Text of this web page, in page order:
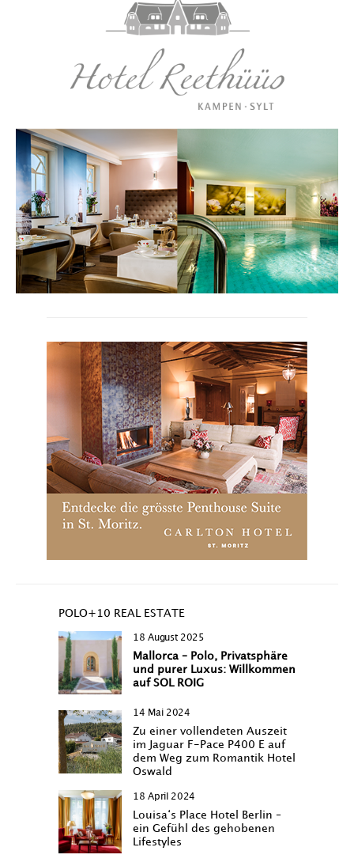
POLO+10 REAL ESTATE
18 August 2025
Mallorca – Polo, Privatsphäre
und purer Luxus: Willkommen
auf SOL ROIG
14 Mai 2024
Zu einer vollendeten Auszeit
im Jaguar F-Pace P400 E auf
dem Weg zum Romantik Hotel
Oswald
18 April 2024
Louisa‘s Place Hotel Berlin –
ein Gefühl des gehobenen
Lifestyles